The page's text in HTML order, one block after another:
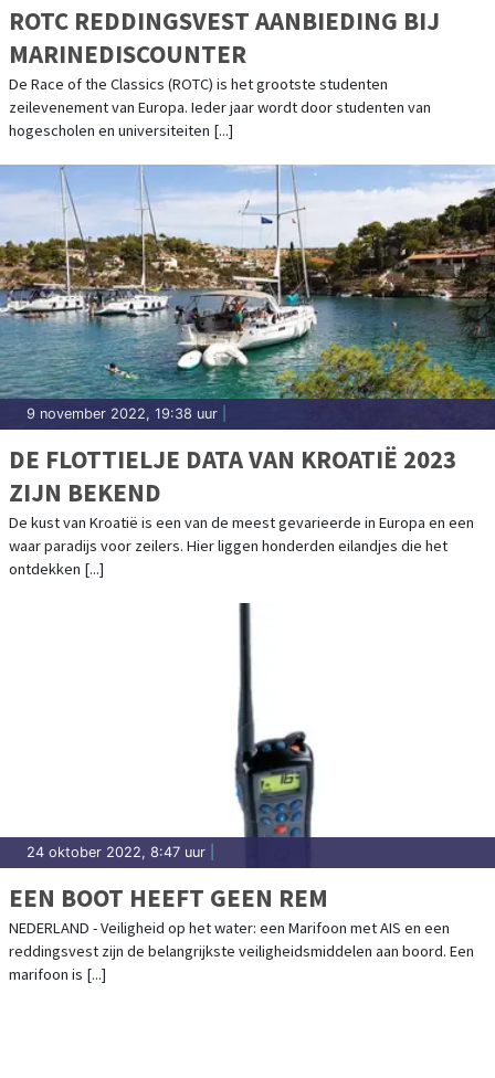
ROTC REDDINGSVEST AANBIEDING BIJ
MARINEDISCOUNTER
De Race of the Classics (ROTC) is het grootste studenten
zeilevenement van Europa. Ieder jaar wordt door studenten van
hogescholen en universiteiten [...]
9 november 2022, 19:38 uur
DE FLOTTIELJE DATA VAN KROATIË 2023
ZIJN BEKEND
De kust van Kroatië is een van de meest gevarieerde in Europa en een
waar paradijs voor zeilers. Hier liggen honderden eilandjes die het
ontdekken [...]
24 oktober 2022, 8:47 uur
EEN BOOT HEEFT GEEN REM
NEDERLAND - Veiligheid op het water: een Marifoon met AIS en een
reddingsvest zijn de belangrijkste veiligheidsmiddelen aan boord. Een
marifoon is [...]